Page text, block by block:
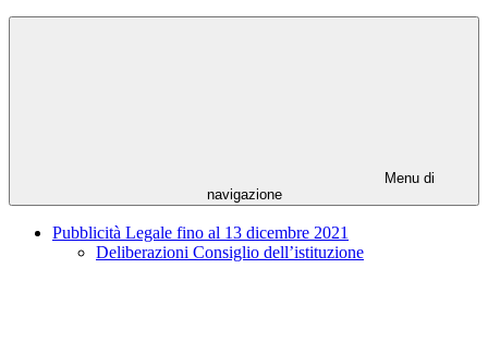
Menu di
navigazione
Pubblicità Legale fino al 13 dicembre 2021
Deliberazioni Consiglio dell’istituzione